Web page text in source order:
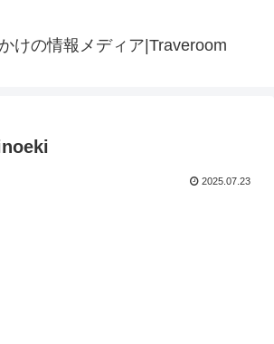
けの情報メディア|Traveroom
2025.07.23